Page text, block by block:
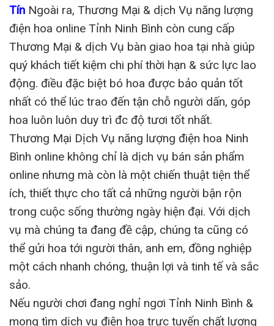
Tín Ngoài ra, Thương Mại & dịch Vụ năng lượng
điện hoa online Tỉnh Ninh Bình còn cung cấp
Thương Mại & dịch Vụ bàn giao hoa tại nhà giúp
quý khách tiết kiệm chi phí thời hạn & sức lực lao
động. điều đặc biệt bó hoa được bảo quản tốt
nhất có thể lúc trao đến tận chỗ người dấn, góp
hoa luôn luôn duy trì đc độ tươi tốt nhất.
Thương Mại Dịch Vụ năng lượng điện hoa Ninh
Bình online không chỉ là dịch vụ bán sản phẩm
online nhưng mà còn là một chiến thuật tiện thể
ích, thiết thực cho tất cả những người bận rộn
trong cuộc sống thường ngày hiện đại. Với dịch
vụ mà chúng ta đang đề cập, chúng ta cũng có
thể gửi hoa tới người thân, anh em, đồng nghiệp
một cách nhanh chóng, thuận lợi và tinh tế và sắc
sảo.
Nếu người chơi đang nghỉ ngơi Tỉnh Ninh Bình &
mong tìm dịch vụ điện hoa trực tuyến chất lượng